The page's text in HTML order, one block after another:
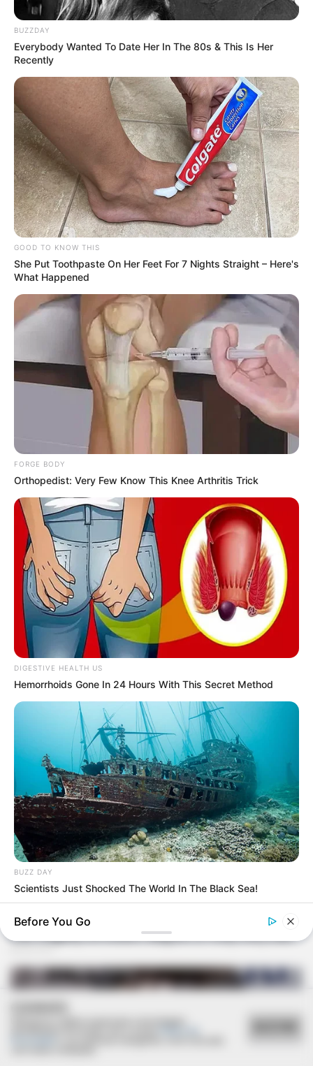
BUZZDAY
Everybody Wanted To Date Her In The 80s & This Is Her
Recently
GOOD TO KNOW THIS
She Put Toothpaste On Her Feet For 7 Nights Straight – Here's
What Happened
FORGE BODY
Orthopedist: Very Few Know This Knee Arthritis Trick
DIGESTIVE HEALTH US
Hemorrhoids Gone In 24 Hours With This Secret Method
BUZZ DAY
Scientists Just Shocked The World In The Black Sea!
Before You Go